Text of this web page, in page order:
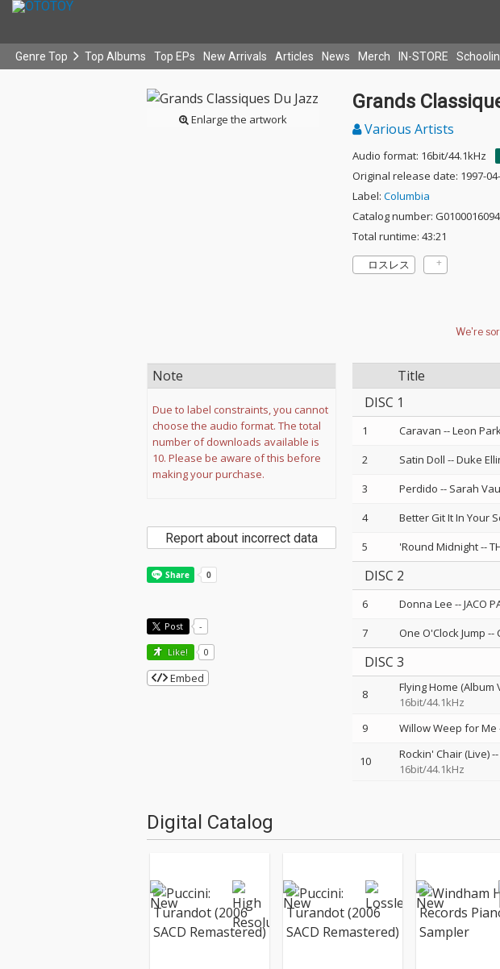
Genre Top Top Albums Top EPs New Arrivals Articles News Merch IN-STORE
Enlarge the artwork
Grands
Various Artists
Audio format: 16bit/44.1kHz
Original release date: 1997-
Label: Columbia
Catalog number:
Total runtime: 43:21
ロスレス
Title
DISC 1
1 Caravan --Leon
2
Satin Doll --Duke
3
Perdido -- Sarah
4
Better Git It In Your
5
'Round Midnight--
DISC 2
6 Donna Lee --JACO
7
One O'Clock Jump --
DISC 3
8 Flying Home (Album
16bit/44.1kHz
9 Willow Weep for Me
10 Rockin' Chair (Live)--
16bit/44.1kHz
Note
Due to label constraints, you cannot
choose the audio format. The total
number of downloads available is
10. Please be aware of this before
making your purchase.
Report about incorrect data
Post -
Like! 0
Embed
Digital Catalog